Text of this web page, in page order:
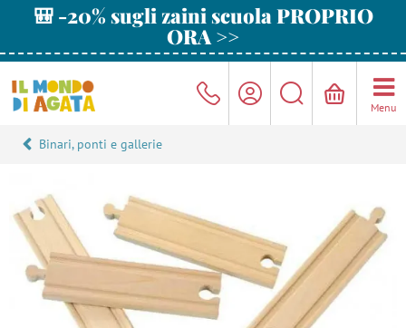
🎒 -20% sugli zaini scuola PROPRIO
ORA >>
Menu
Binari, ponti e gallerie